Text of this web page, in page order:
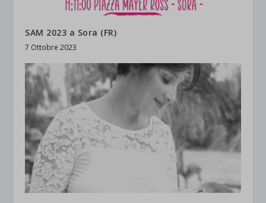
SAM 2023 a Sora (FR)
7 Ottobre 2023